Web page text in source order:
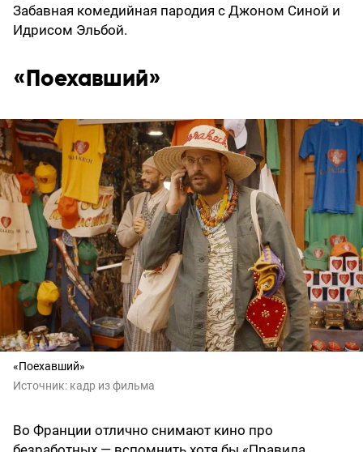
Забавная комедийная пародия с Джоном Синой и
Идрисом Эльбой.
«Поехавший»
«Поехавший»
Источник: кадр из фильма
Во Франции отлично снимают кино про